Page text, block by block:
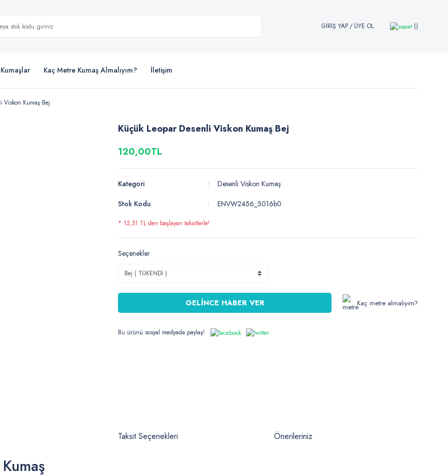
GİRİŞ YAP/ ÜYE OL
Kaç Metre Kumaş Almalıyım? İletişim
Viskon Kumaş Bej
Küçük Leopar Desenli Viskon Kumaş Bej
120,00TL
Kategori
Desenli Viskon Kumaş
Stok Kodu
ENVW2456_5016b0
* 12,51 TL den başlayan taksitlerle!
Seçenekler
GELİNCE HABER VER Kaç metre almalıyım?
Bu ürünü sosyal medyada paylaş!
Taksit Seçenekleri Önerileriniz